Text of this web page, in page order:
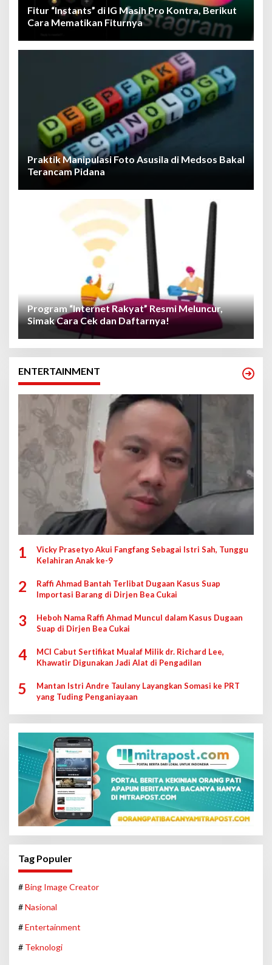
Fitur “Instants” di IG Masih Pro Kontra, Berikut
Cara Mematikan Fiturnya
Praktik Manipulasi Foto Asusila di Medsos Bakal
Terancam Pidana
Program “Internet Rakyat” Resmi Meluncur,
Simak Cara Cek dan Daftarnya!
ENTERTAINMENT
1
Vicky Prasetyo Akui Fangfang Sebagai Istri Sah, Tunggu
Kelahiran Anak ke-9
2
Raffi Ahmad Bantah Terlibat Dugaan Kasus Suap
Importasi Barang di Dirjen Bea Cukai
3
Heboh Nama Raffi Ahmad Muncul dalam Kasus Dugaan
Suap di Dirjen Bea Cukai
4
MCI Cabut Sertifikat Mualaf Milik dr. Richard Lee,
Khawatir Digunakan Jadi Alat di Pengadilan
5
Mantan Istri Andre Taulany Layangkan Somasi ke PRT
yang Tuding Penganiayaan
Tag Populer
#Bing Image Creator
#Nasional
#Entertainment
# Teknologi